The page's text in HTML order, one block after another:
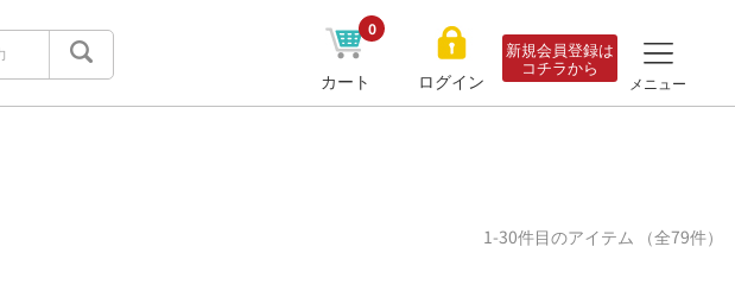
カート
0
ログイン
新規会員登録は
コチラから
メニュー
1-30件目のアイテム （全79件）